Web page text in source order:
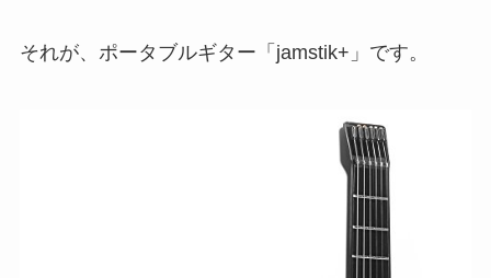
それが、ポータブルギター「jamstik+」です。